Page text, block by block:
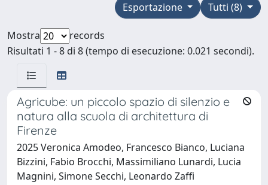
Tutti (8)
Esportazione
Mostra
records
Risultati 1 - 8 di 8 (tempo di esecuzione: 0.021 secondi).
Agricube: un piccolo spazio di silenzio e
natura alla scuola di architettura di
Firenze
2025 Veronica Amodeo, Francesco Bianco, Luciana
Bizzini, Fabio Brocchi, Massimiliano Lunardi, Lucia
Magnini, Simone Secchi, Leonardo Zaffi